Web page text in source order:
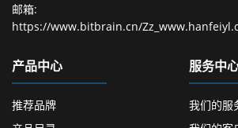
邮箱:
https://www.bitbrain.cn/
产品中心
推荐品牌
服务中
我们的服